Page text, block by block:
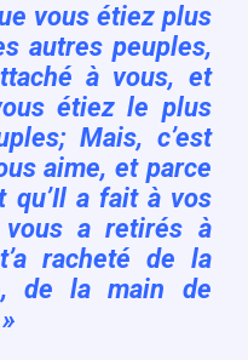
vous étiez plus
autres peuples,
à vous, et
étiez le plus
Mais, c’est
aime, et parce
qu’Il a fait à vos
vous a retirés à
racheté de la
de la main de